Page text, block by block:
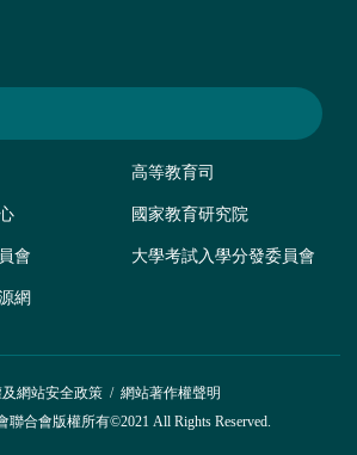
高等教育司
國家教育研究院
會 大學考試入學分發委員會
網
網站安全政策/ 網站著作權聲明
聯合會版權所有©2021 All Rights Reserved.